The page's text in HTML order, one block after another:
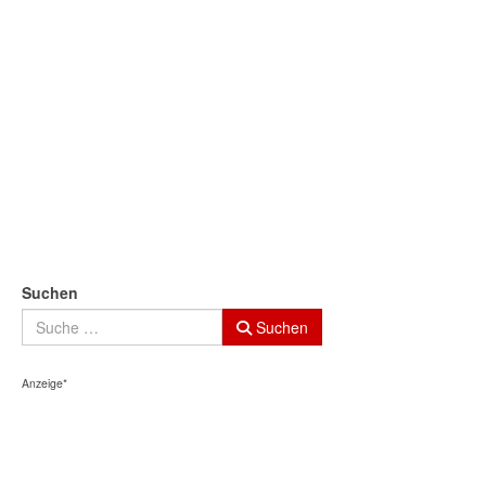
Suchen
Suchen
Anzeige*